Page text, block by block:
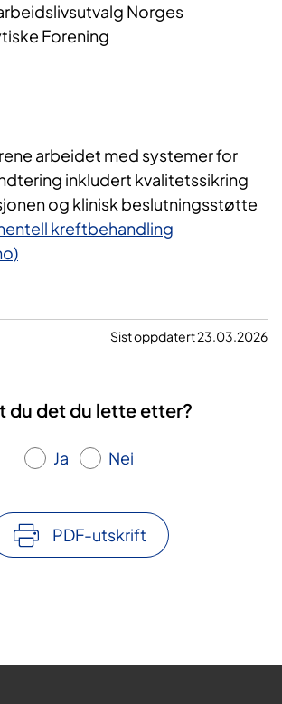
Norges
Forening
arbeidet med systemer for
inkludert kvalitetssikring
og klinisk beslutningsstøtte
kreftbehandling
Sist oppdatert 23.03.2026
du det du lette etter?
Ja Nei
PDF-utskrift